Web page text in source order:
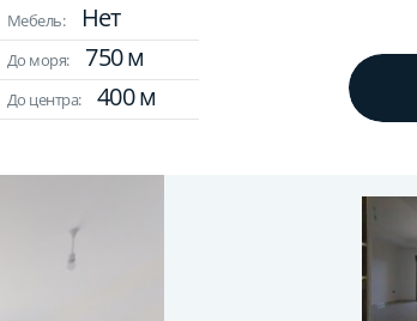
Мебель: Нет
До моря: 750 м
До центра: 400 м